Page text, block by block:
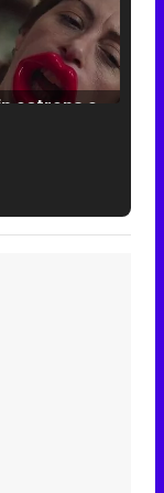
'120 Minutos' celebra sus 2.000 programas en Telemadrid con un vídeo del día a día en la redacción